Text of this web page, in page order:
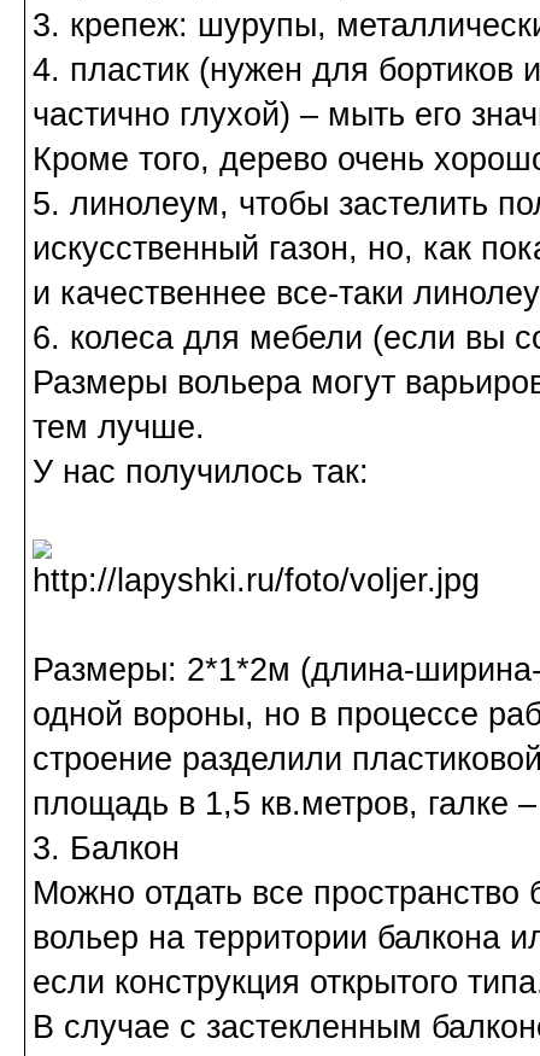
3. крепеж: шурупы,
4. пластик (нужен для бортиков
частично глухой) – мыть его
Кроме того, дерево очень
5. линолеум, чтобы застелить
искусственный газон, но, как
и качественнее все-таки
6. колеса для мебели (если вы
Размеры вольера могут
тем лучше.
У нас получилось так:
Размеры: 2*1*2м (длина-
одной вороны, но в процессе
строение разделили
площадь в 1,5 кв.метров, галке
3. Балкон
Можно отдать все
вольер на территории балкона
если конструкция открытого
В случае с застекленным